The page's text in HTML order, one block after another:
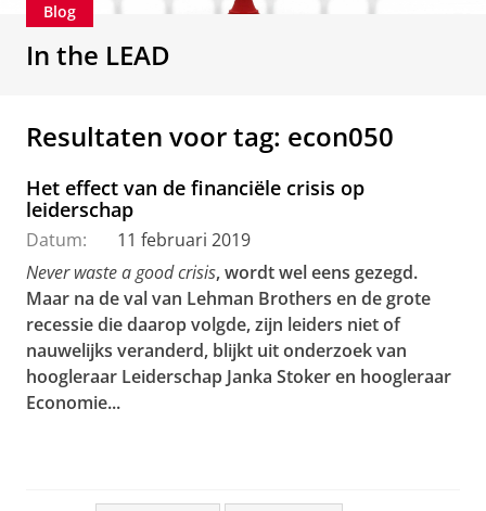
Blog
In the LEAD
Resultaten voor tag: econ050
Het effect van de financiële crisis op
leiderschap
Datum:
11 februari 2019
Never waste a good crisis, wordt wel eens gezegd.
Maar na de val van Lehman Brothers en de grote
recessie die daarop volgde, zijn leiders niet of
nauwelijks veranderd, blijkt uit onderzoek van
hoogleraar Leiderschap Janka Stoker en hoogleraar
Economie...